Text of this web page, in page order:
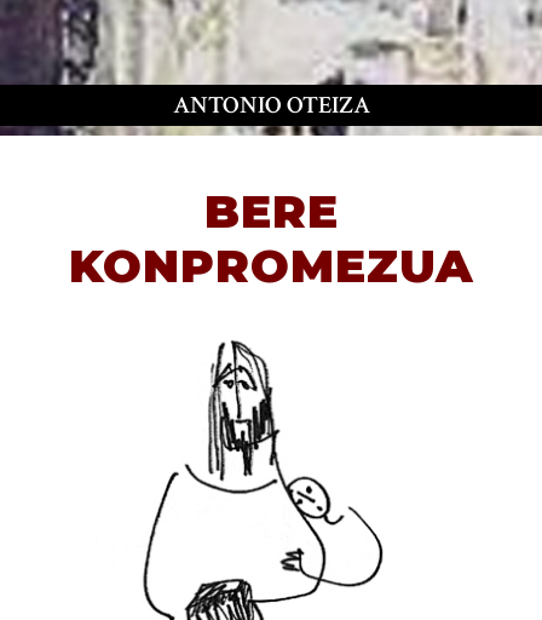
ANTONIO OTEIZA
BERE
KONPROMEZUA